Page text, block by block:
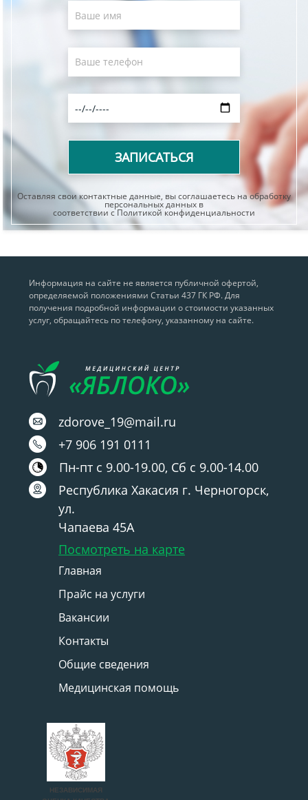
Оставляя свои контактные данные, вы соглашаетесь на обработку
персональных данных в
соответствии с Политикой конфиденциальности
Информация на сайте не является публичной офертой,
определяемой положениями Статьи 437 ГК РФ. Для
получения подробной информации о стоимости указанных
услуг, обращайтесь по телефону, указанному на сайте.
zdorove_19@mail.ru
+7 906 191 0111
Пн-пт с 9.00-19.00, Сб с 9.00-14.00
Республика Хакасия г. Черногорск,
ул.
Чапаева 45А
Посмотреть на карте
Главная
Прайс на услуги
Вакансии
Контакты
Общие сведения
Медицинская помощь